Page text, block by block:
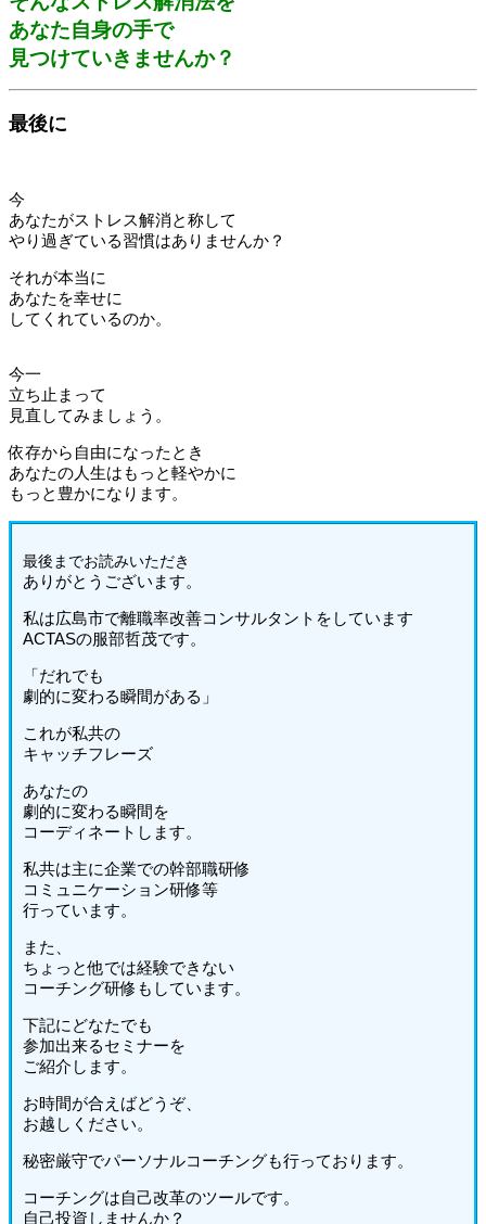
あなた自身の手で
見つけていきませんか？
最後に
今
あなたがストレス解消と称して
やり過ぎている習慣はありませんか？
それが本当に
あなたを幸せに
してくれているのか。
今一
立ち止まって
見直してみましょう。
依存から自由になったとき
あなたの人生はもっと軽やかに
もっと豊かになります。
最後までお読みいただき
ありがとうございます。
私は広島市で離職率改善コンサルタントをしています
ACTASの服部哲茂です。
「だれでも
劇的に変わる瞬間がある」
これが私共の
キャッチフレーズ
あなたの
劇的に変わる瞬間を
コーディネートします。
私共は主に企業での幹部職研修
コミュニケーション研修等
行っています。
また、
ちょっと他では経験できない
コーチング研修もしています。
下記にどなたでも
参加出来るセミナーを
ご紹介します。
お時間が合えばどうぞ、
お越しください。
秘密厳守でパーソナルコーチングも行っております。
コーチングは自己改革のツールです。
自己投資しませんか？